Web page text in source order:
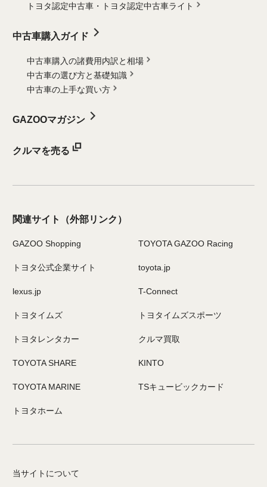
トヨタ認定中古車・
トヨタ認定中古車ライト
中古車購入ガイド
中古車購入の諸費用内訳と相場
中古車の選び方と基礎知識
中古車の上手な買い方
GAZOOマガジン
クルマを売る
関連サイト （外部リンク）
GAZOO Shopping TOYOTA GAZOO Racing
トヨタ公式企業サイト toyota.jp
lexus.jp T-Connect
トヨタイムズ トヨタイムズスポーツ
トヨタレンタカー クルマ買取
TOYOTA SHARE KINTO
TOYOTA MARINE TSキュービックカード
トヨタホーム
当サイトについて